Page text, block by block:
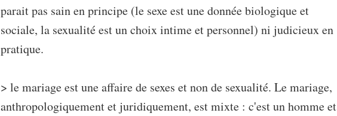
parait pas sain en principe (le sexe est une donnée biologique et
sociale, la sexualité est un choix intime et personnel) ni judicieux en
pratique.
> le mariage est une affaire de sexes et non de sexualité. Le mariage,
anthropologiquement et juridiquement, est mixte : c'est un homme et